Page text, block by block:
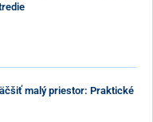
malý priestor: Praktické